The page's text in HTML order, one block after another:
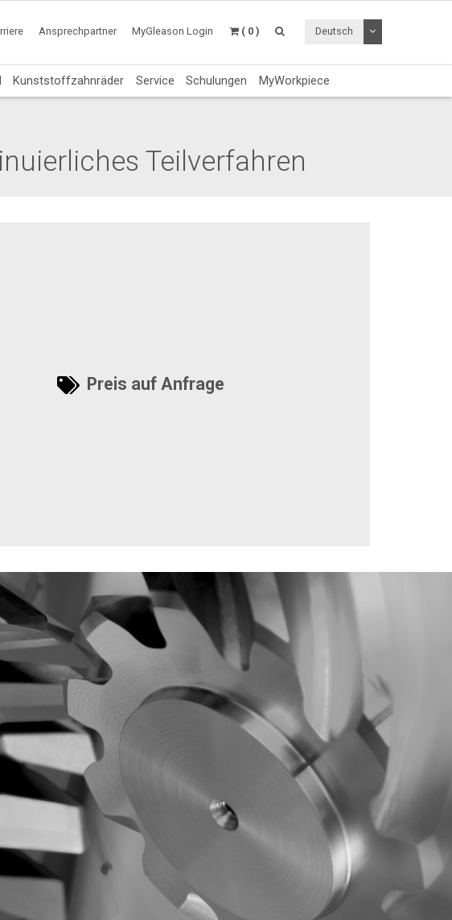
Ansprechpartner MyGleason Login ( 0 ) Deutsch Dropdown
Kunststoffzahnräder Service Schulungen MyWorkpiece
Teilverfahren
Preis auf Anfrage